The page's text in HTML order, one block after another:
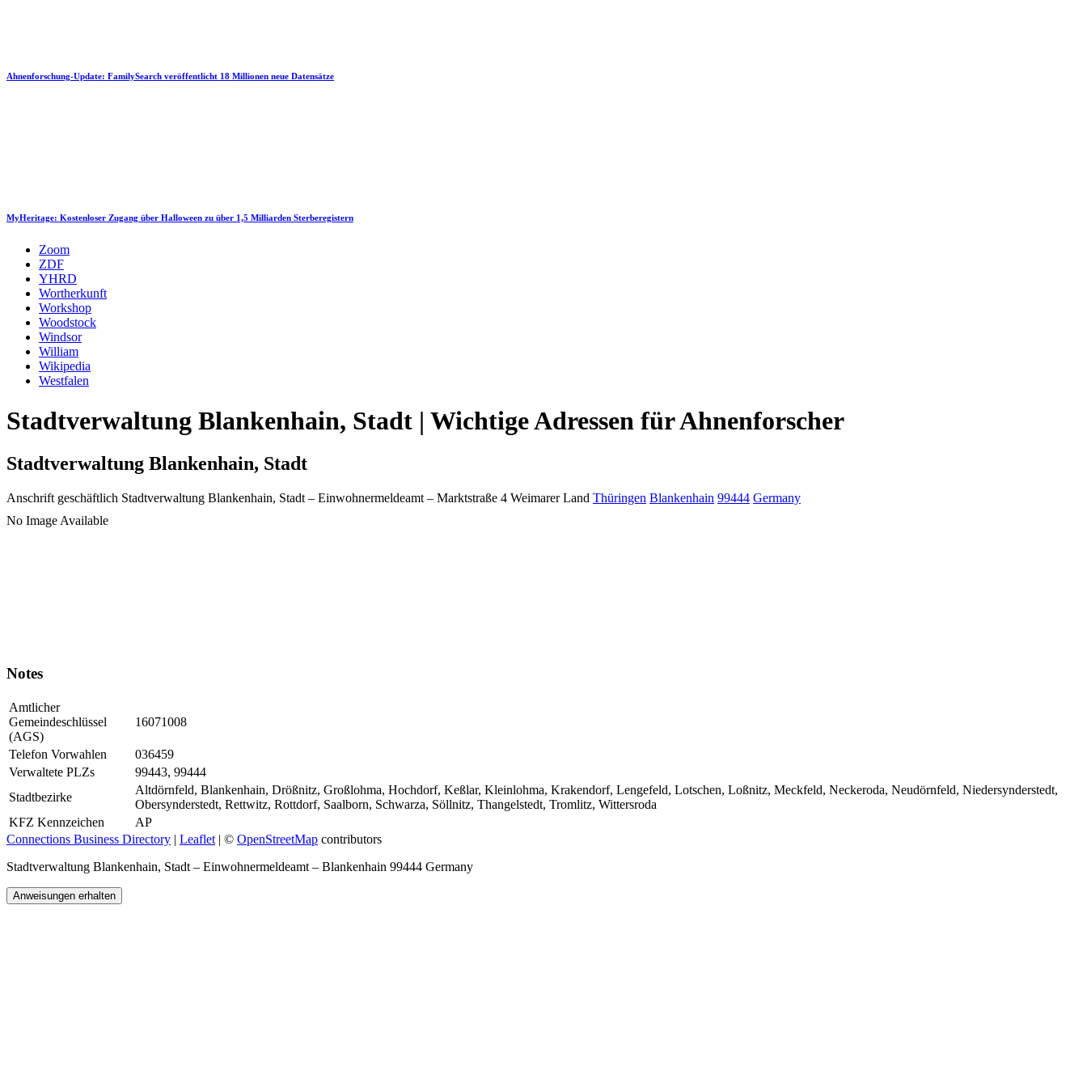
Ahnenforschung-Update: FamilySearch veröffentlicht 18 Millionen neue Datensätze
MyHeritage: Kostenloser Zugang über Halloween zu über 1,5 Milliarden Sterberegistern
Zoom
ZDF
YHRD
Wortherkunft
Workshop
Woodstock
Windsor
William
Wikipedia
Westfalen
Stadtverwaltung Blankenhain, Stadt | Wichtige Adressen für Ahnenforscher
Stadtverwaltung Blankenhain, Stadt
Anschrift geschäftlich Stadtverwaltung Blankenhain, Stadt – Einwohnermeldeamt – Marktstraße 4 Weimarer Land Thüringen Blankenhain 99444 Germany
No Image Available
Notes
Amtlicher
Gemeindeschlüssel
(AGS)
16071008
Telefon Vorwahlen
036459
Verwaltete PLZs
99443, 99444
Stadtbezirke
Altdörnfeld, Blankenhain, Drößnitz, Großlohma, Hochdorf, Keßlar, Kleinlohma, Krakendorf, Lengefeld, Lotschen, Loßnitz, Meckfeld, Neckeroda, Neudörnfeld, Niedersynderstedt,
Obersynderstedt, Rettwitz, Rottdorf, Saalborn, Schwarza, Söllnitz, Thangelstedt, Tromlitz, Wittersroda
KFZ Kennzeichen
AP
Connections Business Directory | Leaflet | © OpenStreetMap contributors
Stadtverwaltung Blankenhain, Stadt – Einwohnermeldeamt – Blankenhain 99444 Germany
Anweisungen erhalten